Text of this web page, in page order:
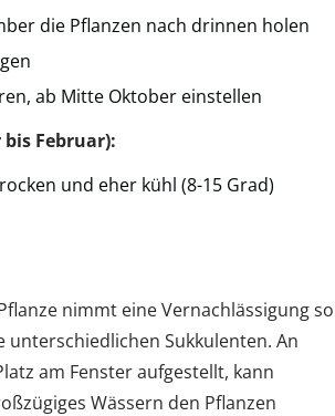
die Pflanzen nach drinnen holen
ab Mitte Oktober einstellen
Februar):
und eher kühl (8-15 Grad)
nimmt eine Vernachlässigung so
unterschiedlichen Sukkulenten. An
am Fenster aufgestellt, kann
Wässern den Pflanzen